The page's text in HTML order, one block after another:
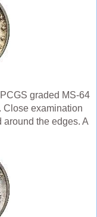
graded MS-64
Close examination
the edges. A